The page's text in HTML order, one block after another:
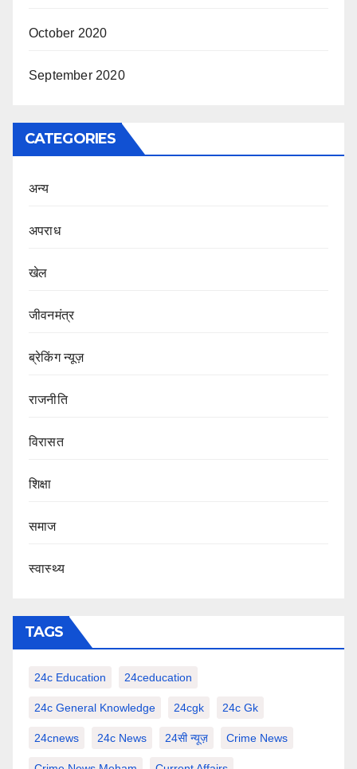
October 2020
September 2020
CATEGORIES
अन्य
अपराध
खेल
जीवनमंत्र
ब्रेकिंग न्यूज़
राजनीति
‍‍विरासत
शिक्षा
समाज
स्वास्थ्य
TAGS
24c Education 24ceducation
24c General Knowledge 24cgk 24c Gk
24cnews 24c News 24सी न्यूज़ Crime News